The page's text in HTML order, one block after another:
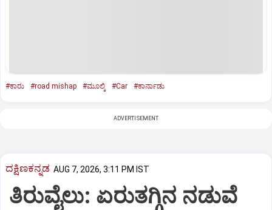
#ಕಾರು #road mishap #ಮೂಲ್ಕಿ #Car #ಕಾರ್ನಾಡು
ADVERTISEMENT
ದಕ್ಷಿಣಕನ್ನಡ AUG 7, 2026, 3:11 PM IST
ತಿರುವೈಲು: ಏರುತಗ್ಗಿನ ನಡುವೆ